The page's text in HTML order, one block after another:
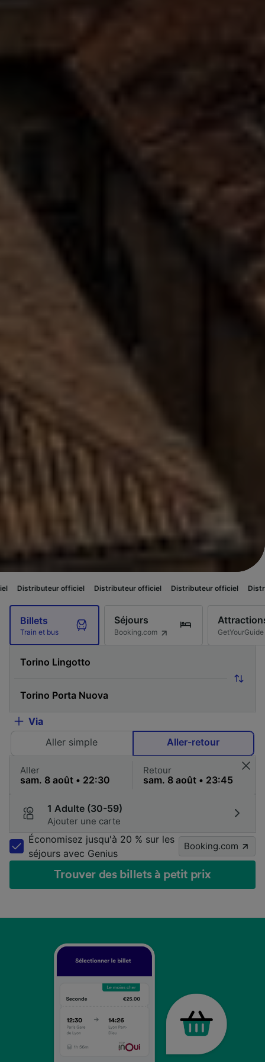
officiel Distributeur officiel Distributeur officiel Distributeur officiel
Billets
Train et bus
Séjours
Booking.com GetYourGuide
Via
Aller simple
Aller-retour
Aller Retour
1 Adulte (30-59)
Ajouter une carte
Économisez jusqu'à 20 % sur les
séjours avec Genius
Booking.com
Trouver des billets à petit prix